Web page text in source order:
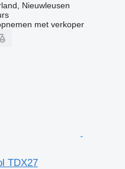
Nieuwleusen
met verkoper
TDX27